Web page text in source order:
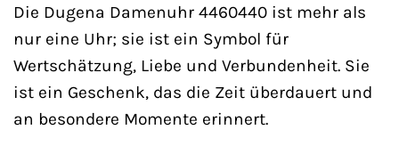
Die Dugena Damenuhr 4460440 ist mehr als
nur eine Uhr; sie ist ein Symbol für
Wertschätzung, Liebe und Verbundenheit. Sie
ist ein Geschenk, das die Zeit überdauert und
an besondere Momente erinnert.